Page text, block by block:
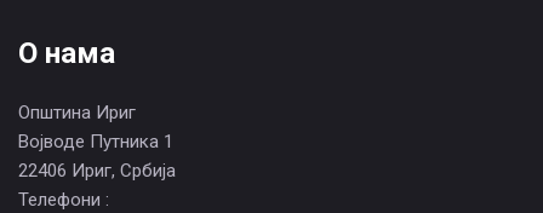
О нама
Општина Ириг
Војводе Путника 1
22406 Ириг, Србија
Телефони :